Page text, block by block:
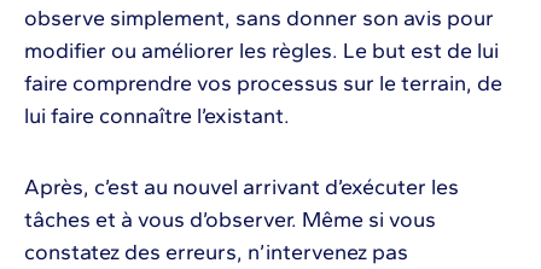
observe simplement, sans donner son avis pour
modifier ou améliorer les règles. Le but est de lui
faire comprendre vos processus sur le terrain, de
lui faire connaître l’existant.
Après, c’est au nouvel arrivant d’exécuter les
tâches et à vous d’observer. Même si vous
constatez des erreurs, n’intervenez pas